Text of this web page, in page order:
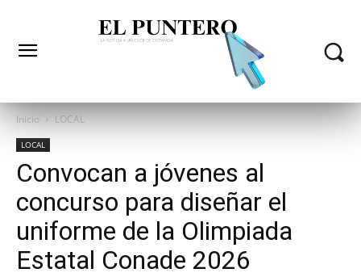
Inicio LOCAL
LOCAL
Convocan a jóvenes al
concurso para diseñar el
uniforme de la Olimpiada
Estatal Conade 2026